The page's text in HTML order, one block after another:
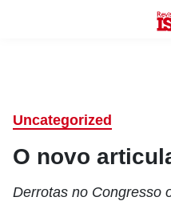
Uncategorized
O novo
Derrotas no Congresso